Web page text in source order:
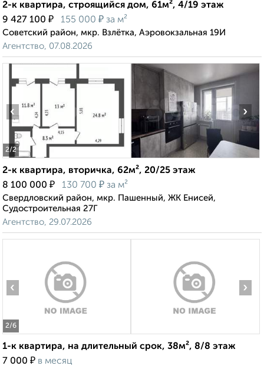
2-к квартира, строящийся дом, 61м², 4/19 этаж
9 427 100 ₽ 155 000 ₽ за м²
Советский район, мкр. Взлётка, Аэровокзальная 19И
Агентство, 07.08.2026
2/2
‹ ›
2-к квартира, вторичка, 62м², 20/25 этаж
8 100 000 ₽ 130 700 ₽ за м²
Свердловский район, мкр. Пашенный, ЖК Енисей,
Судостроительная 27Г
Агентство, 29.07.2026
2/6
‹ ›
1-к квартира, на длительный срок, 38м², 8/8 этаж
7 000 ₽ в месяц